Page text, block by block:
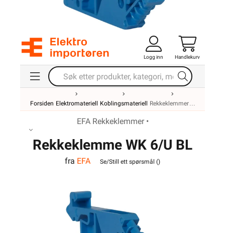
Logg inn Handlekurv
Forsiden Elektromateriell Koblingsmateriell Rekkeklemmer
EFA Rekkeklemmer •
Rekkeklemme WK 6/U BL
VO
fra EFA Se/Still ett spørsmål ()